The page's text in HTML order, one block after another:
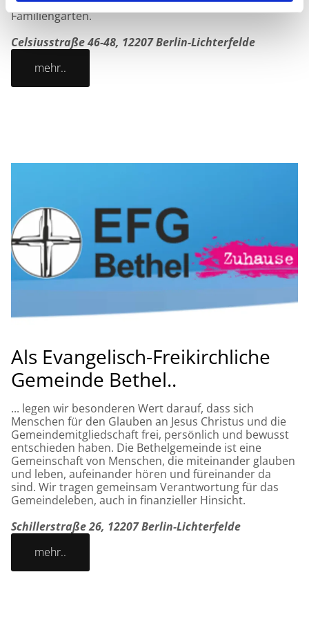
Familiengarten.
Celsiusstraße 46-48, 12207 Berlin-Lichterfelde
mehr..
Als Evangelisch-Freikirchliche
Gemeinde Bethel..
... legen wir besonderen Wert darauf, dass sich
Menschen für den Glauben an Jesus Christus und die
Gemeindemitgliedschaft frei, persönlich und bewusst
entschieden haben. Die Bethelgemeinde ist eine
Gemeinschaft von Menschen, die miteinander glauben
und leben, aufeinander hören und füreinander da
sind. Wir tragen gemeinsam Verantwortung für das
Gemeindeleben, auch in finanzieller Hinsicht.
Schillerstraße 26, 12207 Berlin-Lichterfelde
mehr..